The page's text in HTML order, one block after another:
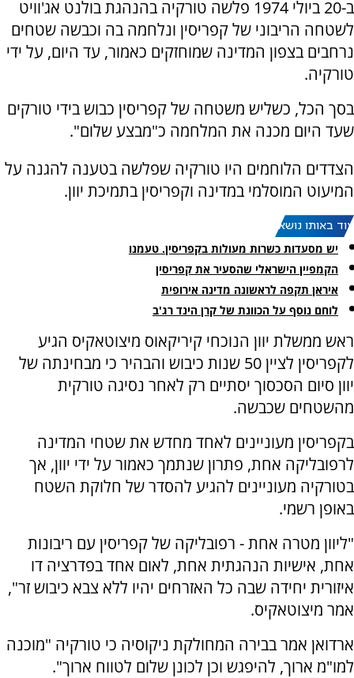
ב-20 ביולי 1974 פלשה טורקיה בהנהגת בולנט אג'וויט
לשטחה הריבוני של קפריסין ונלחמה בה וכבשה שטחים
נרחבים בצפון המדינה שמוחזקים כאמור, עד היום, על ידי
טורקיה.
בסך הכל, כשליש משטחה של קפריסין כבוש בידי טורקים
שעד היום מכנה את המלחמה כ"מבצע שלום".
הצדדים הלוחמים היו טורקיה שפלשה בטענה להגנה על
המיעוט המוסלמי במדינה וקפריסין בתמיכת יוון.
עוד באותו נושא:
יש מסעדות כשרות מעולות בקפריסין. טעמנו
הקמפיין הישראלי שהסעיר את קפריסין
איראן תקפה לראשונה מדינה אירופית
לוחם נוסף על הכוונת של קרן הינד רג'ב
ראש ממשלת יוון הנוכחי קיריקאוס מיצוטאקיס הגיע
לקפריסין לציין 50 שנות כיבוש והבהיר כי מבחינתה של
יוון סיום הסכסוך יסתיים רק לאחר נסיגה טורקית
מהשטחים שכבשה.
בקפריסין מעוניינים לאחד מחדש את שטחי המדינה
לרפובליקה אחת, פתרון שנתמך כאמור על ידי יוון, אך
בטורקיה מעוניינים להגיע להסדר של חלוקת השטח
באופן רשמי.
"ליוון מטרה אחת - רפובליקה של קפריסין עם ריבונות
אחת, אישיות הנהגתית אחת, לאום אחד בפדרציה דו
איזורית יחידה שבה כל האזרחים יהיו ללא צבא כיבוש זר",
אמר מיצוטאקיס.
ארדואן אמר בבירה המחולקת ניקוסיה כי טורקיה "מוכנה
למו"מ ארוך, להיפגש וכן לכונן שלום לטווח ארוך".